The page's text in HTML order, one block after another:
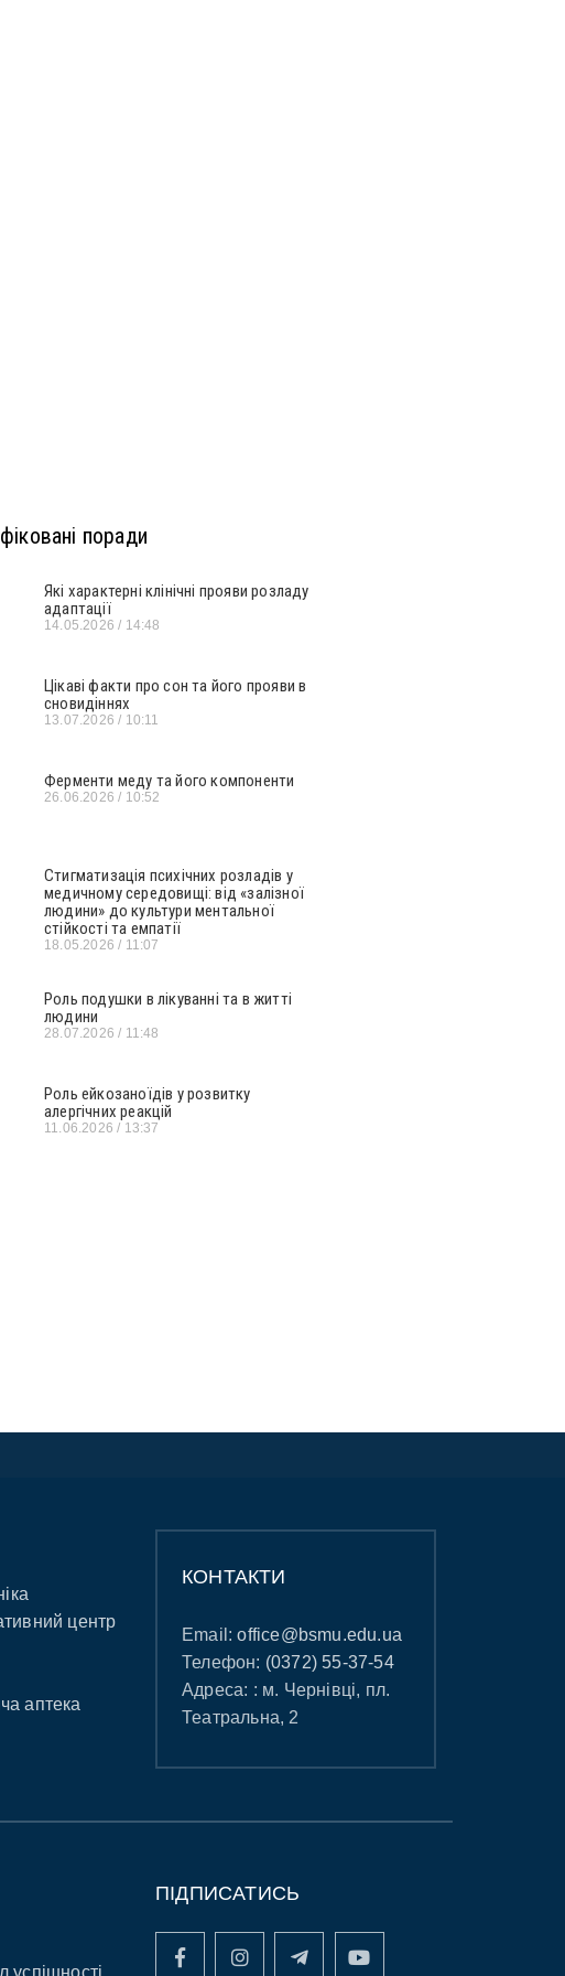
поради
Які характерні клінічні прояви розладу
адаптації
14.05.2026 14:48
Цікаві факти про сон та його прояви в
сновидіннях
13.07.2026 10:11
Ферменти меду та його компоненти
26.06.2026 10:52
Стигматизація психічних розладів у
медичному середовищі: від «залізної
людини» до культури ментальної
стійкості та емпатії
18.05.2026 11:07
Роль подушки в лікуванні та в житті
людини
28.07.2026 11:48
Роль ейкозаноїдів у розвитку
алергічних реакцій
11.06.2026 13:37
центр
аптека
КОНТАКТИ
Email:office@bsmu.edu.ua
Телефон: (0372) 55-37-54
Адреса: : м. Чернівці, пл.
Театральна, 2
успішності
ПІДПИСАТИСЬ